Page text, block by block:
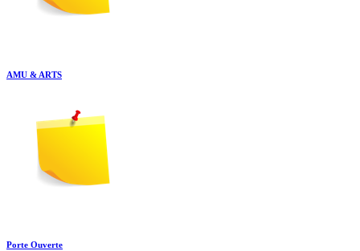
AMU & ARTS
Porte Ouverte